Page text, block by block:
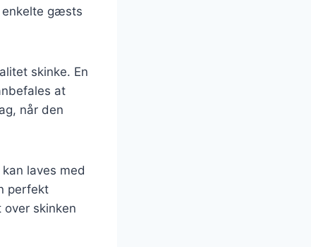
enkelte gæsts
skinke. En
at
når den
laves med
perfekt
skinken